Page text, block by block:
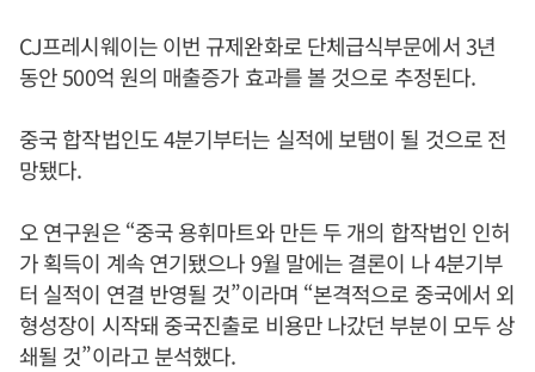
CJ프레시웨이는 이번 규제완화로 단체급식부문에서 3년
동안 500억 원의 매출증가 효과를 볼 것으로 추정된다.
중국 합작법인도 4분기부터는 실적에 보탬이 될 것으로 전
망됐다.
오 연구원은 “중국 용휘마트와 만든 두 개의 합작법인 인허
가 획득이 계속 연기됐으나 9월 말에는 결론이 나 4분기부
터 실적이 연결 반영될 것”이라며 “본격적으로 중국에서 외
형성장이 시작돼 중국진출로 비용만 나갔던 부분이 모두 상
쇄될 것”이라고 분석했다.